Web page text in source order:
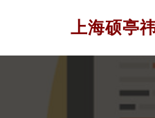
上海硕亭